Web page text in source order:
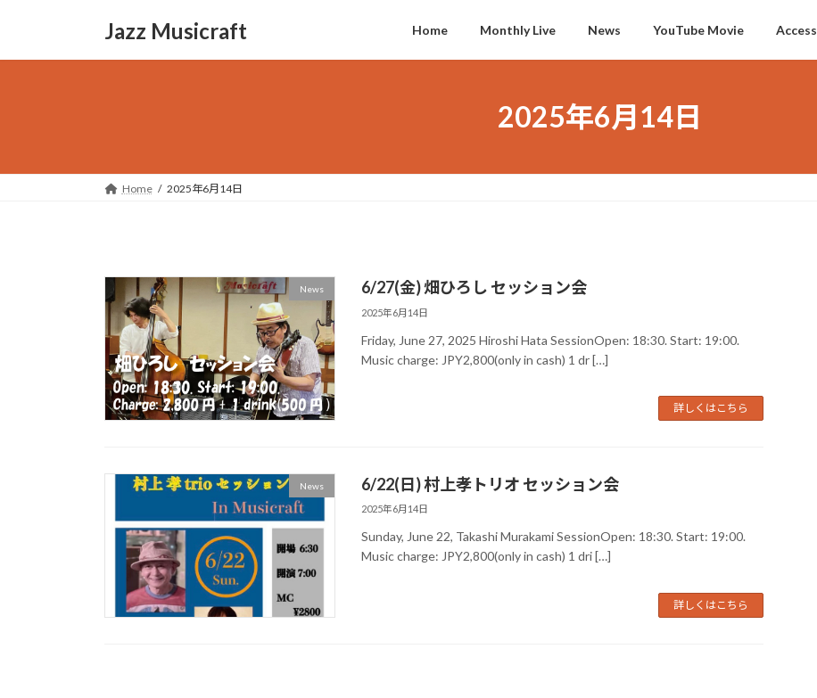
Jazz Musicraft Home Monthly Live News YouTube Movie Access
2025年6月14日
Home 2025年6月14日
News 6/27(金) 畑ひろし セッション会
2025年6月14日
Friday, June 27, 2025 Hiroshi Hata SessionOpen: 18:30. Start: 19:00.
Music charge: JPY2,800(only in cash) 1 dr […]
詳しくはこちら
News 6/22(日) 村上孝トリオ セッション会
2025年6月14日
Sunday, June 22, Takashi Murakami SessionOpen: 18:30. Start: 19:00.
Music charge: JPY2,800(only in cash) 1 dri […]
詳しくはこちら